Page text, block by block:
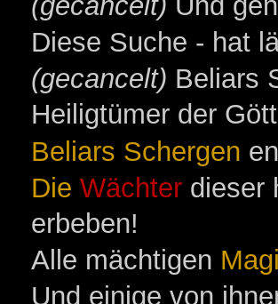
Diese Suche - hat
(gecancelt) Beliars
Heiligtümer der
Beliars Schergen
Die Wächter dieser
erbeben!
Alle mächtigen
Und einige von